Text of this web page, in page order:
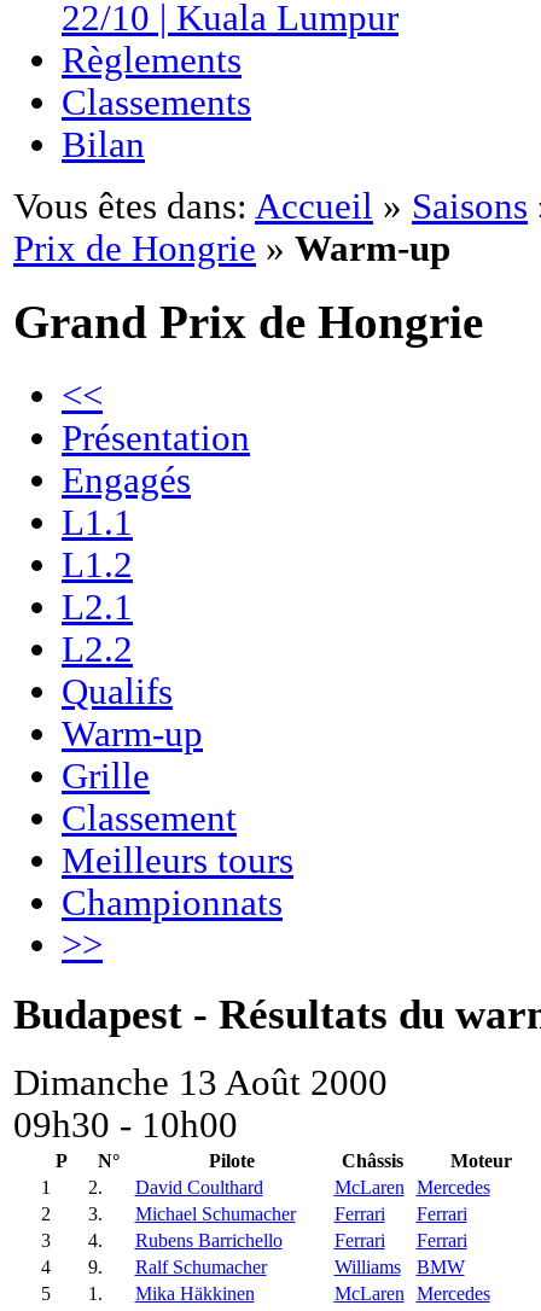
22/10 | Kuala Lumpur
Règlements
Classements
Bilan
Vous êtes dans: Accueil » Saisons
Prix de Hongrie » Warm-up
Grand Prix de Hongrie
<<
Présentation
Engagés
L1.1
L1.2
L2.1
L2.2
Qualifs
Warm-up
Grille
Classement
Meilleurs tours
Championnats
>>
Budapest - Résultats du
Dimanche 13 Août 2000
09h30 - 10h00
P N° Pilote Châssis
Moteur
1
2. David Coulthard McLaren
Mercedes
2
3. Michael Schumacher Ferrari
Ferrari
3
4. Rubens Barrichello Ferrari
Ferrari
4
9. Ralf Schumacher Williams
BMW
5
1. Mika Häkkinen McLaren
Mercedes